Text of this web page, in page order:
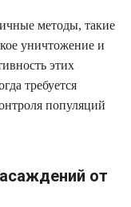
методы, такие
уничтожение и
этих
требуется
популяций
от